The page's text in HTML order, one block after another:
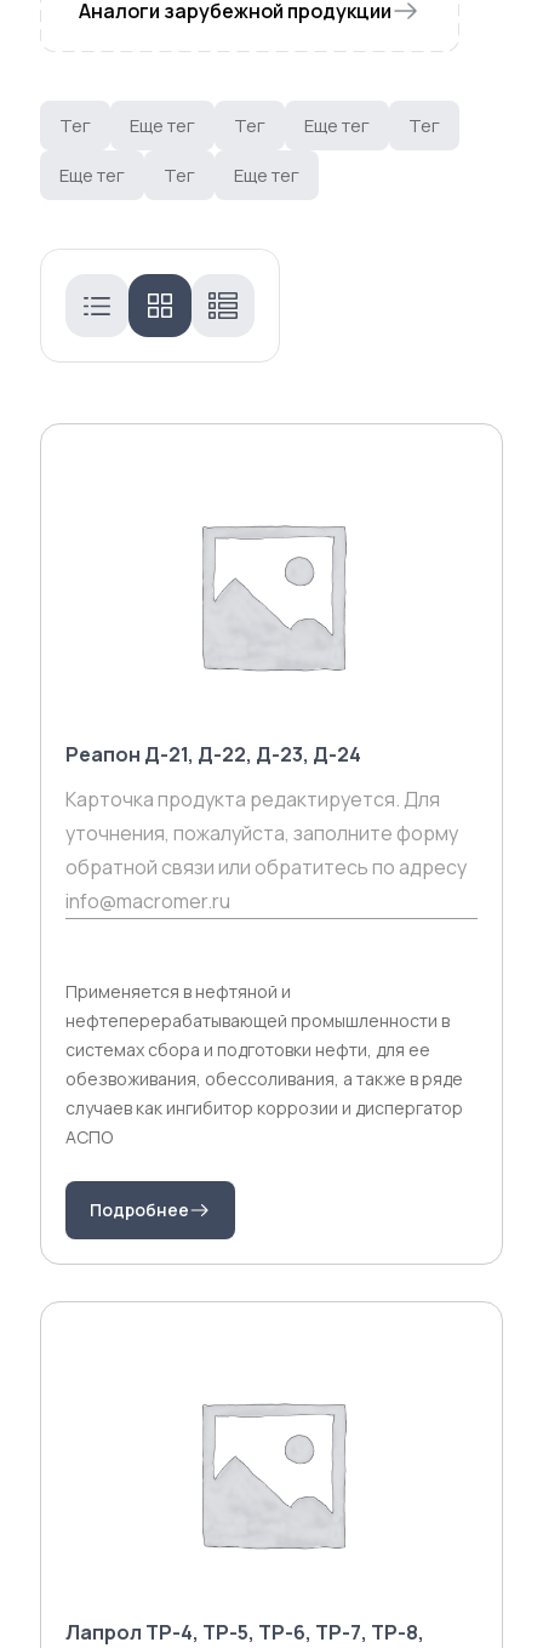
Аналоги зарубежной продукции
Тег Еще тег Тег Еще тег
Тег
Еще тег
Тег Еще тег
Реапон Д-21, Д-22, Д-23, Д-24
Карточка продукта редактируется. Для
уточнения, пожалуйста, заполните форму
обратной связи или обратитесь по адресу
info@macromer.ru
Применяется в нефтяной и
нефтеперерабатывающей промышленности в
системах сбора и подготовки нефти, для ее
обезвоживания, обессоливания, а также в ряде
случаев как ингибитор коррозии и диспергатор
АСПО
Подробнее
Лапрол ТР-4, ТР-5, ТР-6, ТР-7, ТР-8,